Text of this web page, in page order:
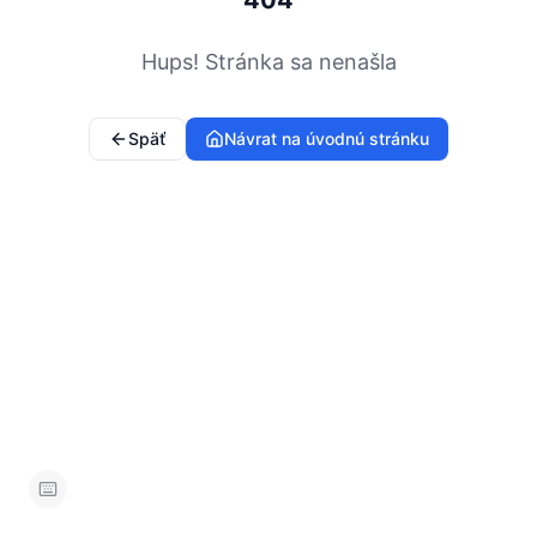
Hups! Stránka sa nenašla
Späť Návrat na úvodnú stránku